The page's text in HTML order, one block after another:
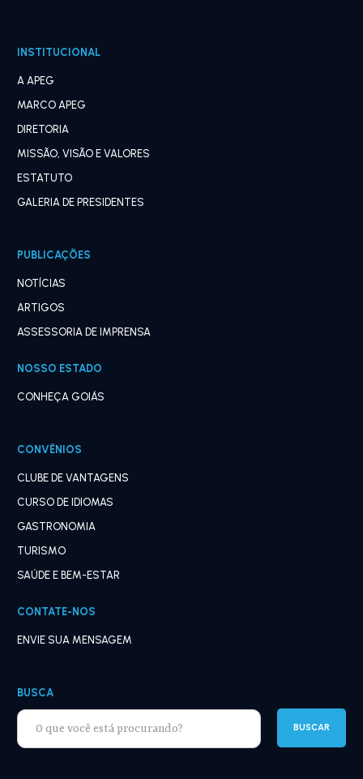
INSTITUCIONAL
A APEG
MARCO APEG
DIRETORIA
MISSÃO, VISÃO E VALORES
ESTATUTO
GALERIA DE PRESIDENTES
PUBLICAÇÕES
NOTÍCIAS
ARTIGOS
ASSESSORIA DE IMPRENSA
NOSSO ESTADO
CONHEÇA GOIÁS
CONVÊNIOS
CLUBE DE VANTAGENS
CURSO DE IDIOMAS
GASTRONOMIA
TURISMO
SAÚDE E BEM-ESTAR
CONTATE-NOS
ENVIE SUA MENSAGEM
BUSCA